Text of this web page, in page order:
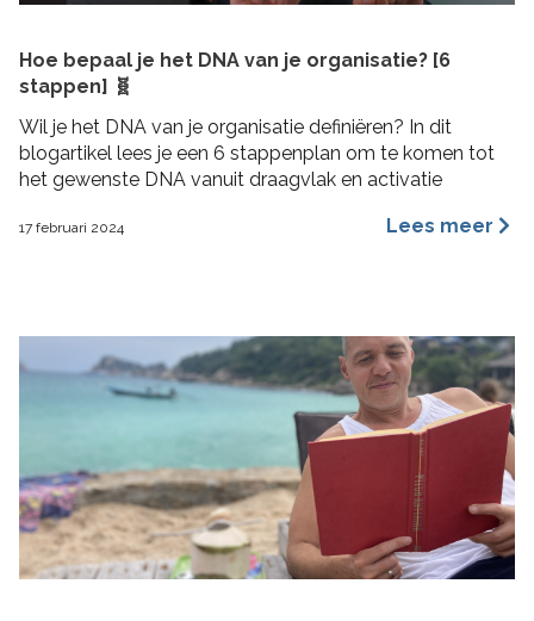
Hoe bepaal je het DNA van je organisatie? [6
stappen] 🧬
Wil je het DNA van je organisatie definiëren? In dit
blogartikel lees je een 6 stappenplan om te komen tot
het gewenste DNA vanuit draagvlak en activatie
17 februari 2024 Lees meer